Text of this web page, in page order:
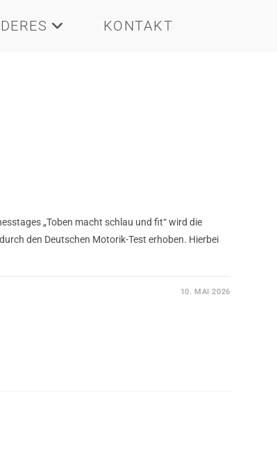
KONTAKT
„Toben macht schlau und fit“ wird die
den Deutschen Motorik-Test erhoben. Hierbei
10. MAI 2026